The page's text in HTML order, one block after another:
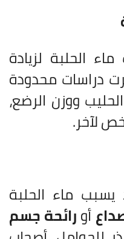
الحلبة لزيادة
دراسات محدودة
ووزن الرضع،
لآخر.
يسبب ماء الحلبة
أورائحة جسم